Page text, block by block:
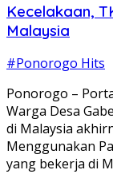
Kecelakaan,
Malaysia
#Ponorogo Hits
Ponorogo –
Warga Desa
di Malaysia
Menggunakan
yang bekerja di